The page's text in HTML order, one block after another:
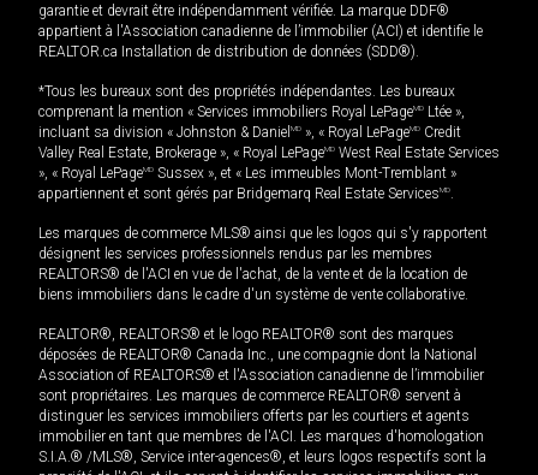
garantie et devrait être indépendamment vérifiée. La marque DDF®
appartient à l'Association canadienne de l’immobilier (ACI) et identifie le
REALTOR.ca Installation de distribution de données (SDD®).
*Tous les bureaux sont des propriétés indépendantes. Les bureaux
comprenant la mention « Services immobiliers Royal LePageMD Ltée »,
incluant sa division « Johnston & Daniel MD », « Royal LePageMD Credit
Valley Real Estate, Brokerage », « Royal LePageMD West Real Estate Services
», « Royal LePageMD Sussex », et « Les immeubles Mont-Tremblant »
appartiennent et sont gérés par Bridgemarq Real Estate ServicesMD
Les marques de commerce MLS® ainsi que les logos qui s'y rapportent
désignent les services professionnels rendus par les membres
REALTORS® de l'ACI en vue de l'achat, de la vente et de la location de
biens immobiliers dans le cadre d'un système de vente collaborative.
REALTOR®, REALTORS® et le logo REALTOR® sont des marques
déposées de REALTOR® Canada Inc., une compagnie dont la National
Association of REALTORS® et l'Association canadienne de l’immobilier
sont propriétaires. Les marques de commerce REALTOR® servent à
distinguer les services immobiliers offerts par les courtiers et agents
immobilier en tant que membres de l'ACI. Les marques d'homologation
S.I.A.® /MLS®, Service inter-agences®, et leurs logos respectifs sont la